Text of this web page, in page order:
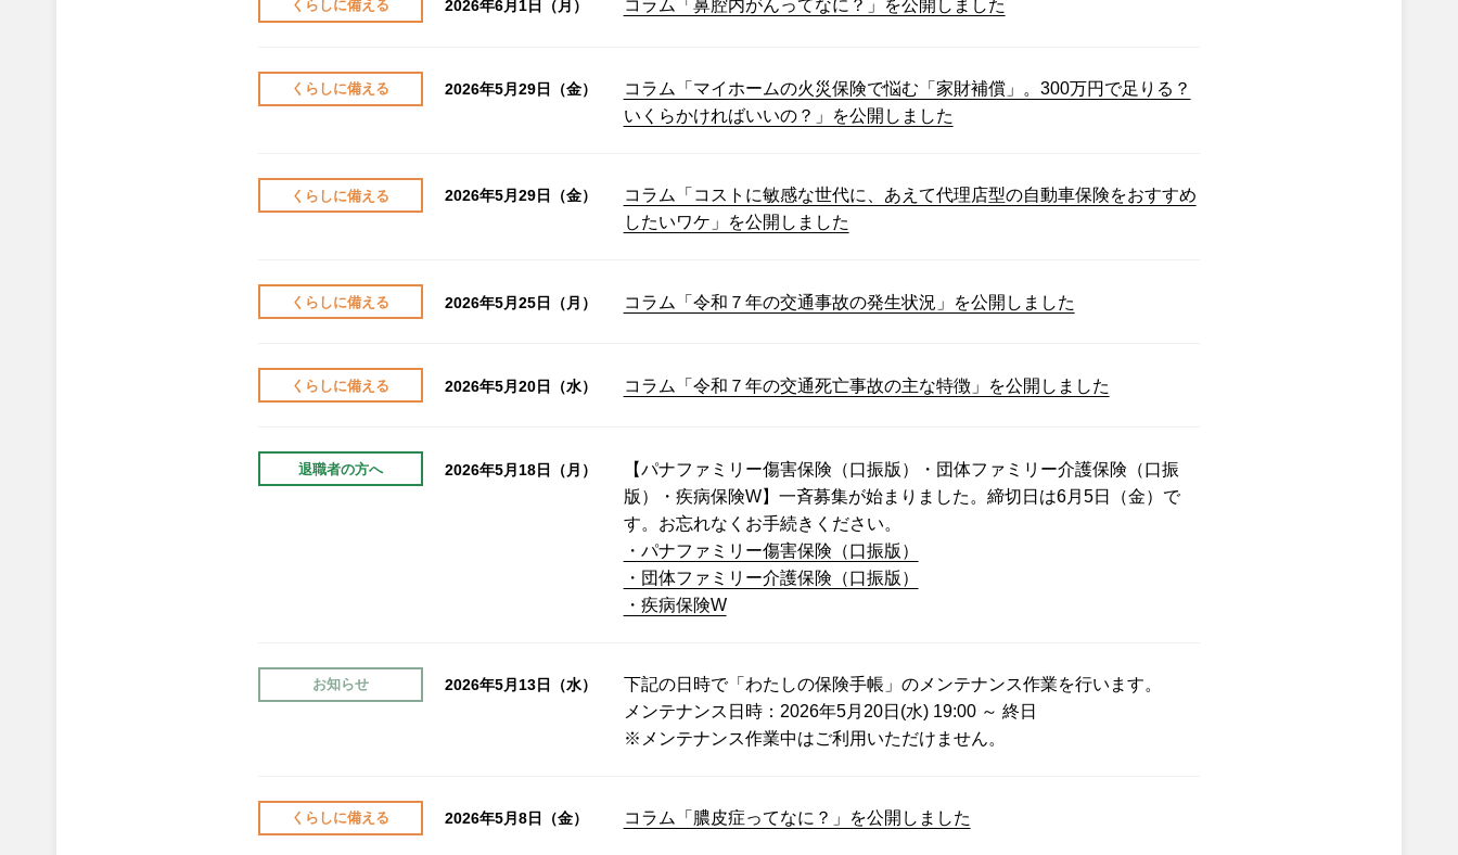
くらしに備える 2026年6月1日（月） コラム「鼻腔内がんってなに？」を公開しました
くらしに備える 2026年5月29日（金）
コラム「マイホームの火災保険で悩む「家財補償」。300万円で足りる？
いくらかければいいの？」を公開しました
くらしに備える 2026年5月29日（金）
コラム「コストに敏感な世代に、あえて代理店型の自動車保険をおすすめ
したいワケ」を公開しました
くらしに備える 2026年5月25日（月） コラム「令和７年の交通事故の発生状況」を公開しました
くらしに備える 2026年5月20日（水） コラム「令和７年の交通死亡事故の主な特徴」を公開しました
退職者の方へ 2026年5月18日（月）
【パナファミリー傷害保険（口振版）・団体ファミリー介護保険（口振
版）・疾病保険W】一斉募集が始まりました。締切日は6月5日（金）で
す。お忘れなくお手続きください。
・パナファミリー傷害保険（口振版）
・団体ファミリー介護保険（口振版）
・疾病保険W
お知らせ 2026年5月13日（水）
下記の日時で「わたしの保険手帳」のメンテナンス作業を行います。
メンテナンス日時：2026年5月20日(水) 19:00 ～ 終日
※メンテナンス作業中はご利用いただけません。
くらしに備える 2026年5月8日（金） コラム「膿皮症ってなに？」を公開しました